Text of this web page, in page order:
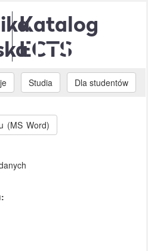
Katalog
ECTS
Studia Dla studentów
(MS Word)